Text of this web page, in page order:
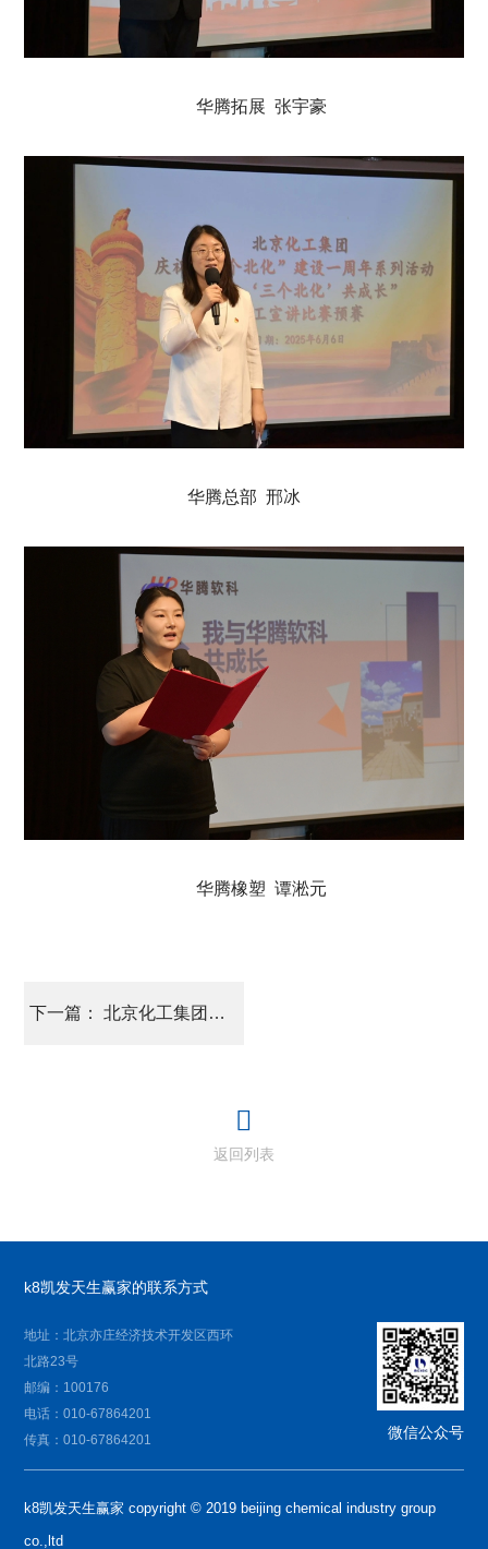
华腾拓展 张宇豪
华腾总部 邢冰
华腾橡塑 谭淞元
下一篇： 北京化工集团党委 以大数据为主题组织集体学习
返回列表
k8凯发天生赢家的联系方式
地址：北京亦庄经济技术开发区西环
北路23号
邮编：100176
电话：010-67864201
传真：010-67864201
微信公众号
k8凯发天生赢家 copyright © 2019 beijing chemical industry group
co.,ltd